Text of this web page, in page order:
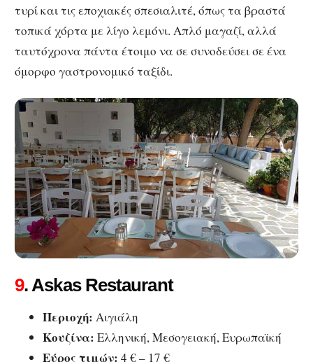
τυρί και τις εποχιακές σπεσιαλιτέ, όπως τα βραστά
τοπικά χόρτα με λίγο λεμόνι. Απλό μαγαζί, αλλά
ταυτόχρονα πάντα έτοιμο να σε συνοδεύσει σε ένα
όμορφο γαστρονομικό ταξίδι.
9. Askas Restaurant
Περιοχή: Αιγιάλη
Κουζίνα: Ελληνική, Μεσογειακή, Ευρωπαϊκή
Εύρος τιμών: 4 € – 17 €